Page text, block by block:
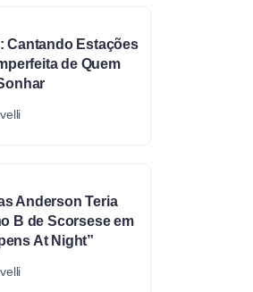
Cantando Estações
de Quem
Anderson Teria
B de Scorsese em
At Night”